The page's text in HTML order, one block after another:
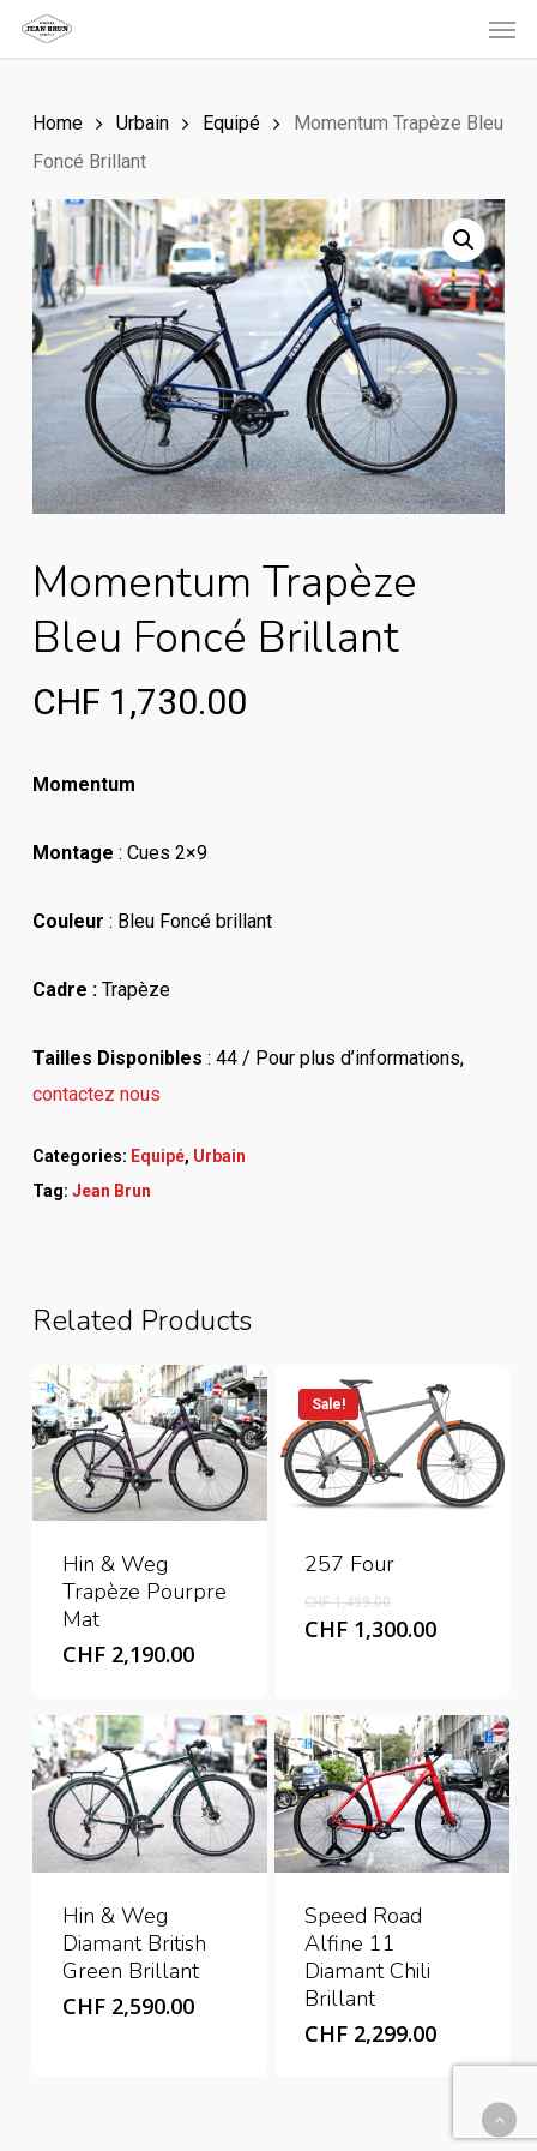
Skip
to
contentHome Urbain Equipé
Momentum Trapèze Bleu
Foncé Brillant
Momentum Trapèze
Bleu Foncé Brillant
CHF 1,730.00
Momentum
Montage : Cues 2×9
Couleur : Bleu Foncé brillant
Cadre :Trapèze
Tailles Disponibles : 44 / Pour plus d’informations,
contactez nous
Categories: Equipé, Urbain
Tag: Jean Brun
Related Products
Hin & Weg
Trapèze Pourpre
Mat
CHF2,190.00
Sale!
257 Four
CHF1,499.00Original
price
CHF1,300.00Current
Hin & Weg
Diamant British
Green Brillant
CHF2,590.00
Speed Road
Alfine 11
Diamant Chili
Brillant
CHF2,299.00